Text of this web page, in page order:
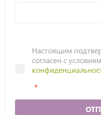
Настоящим
согласен с